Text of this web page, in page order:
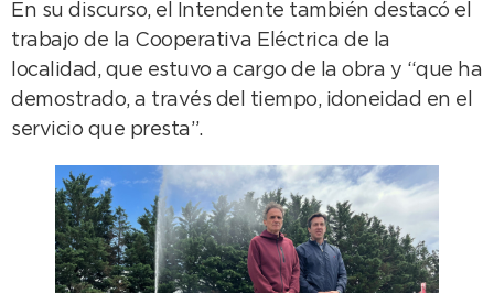
En su discurso, el Intendente también destacó el
trabajo de la Cooperativa Eléctrica de la
localidad, que estuvo a cargo de la obra y “que ha
demostrado, a través del tiempo, idoneidad en el
servicio que presta”.